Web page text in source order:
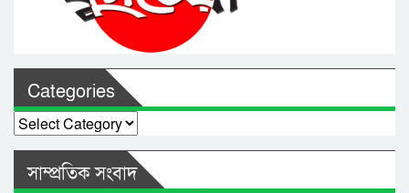
Categories
Categories
সাম্প্রতিক সংবাদ